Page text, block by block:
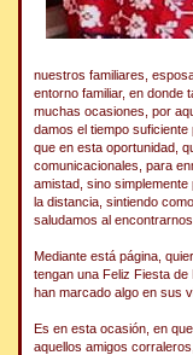
nuestros familiares,
entorno familiar, en donde
muchas ocasiones, por
damos el tiempo suficiente
que en esta oportunidad,
comunicacionales, para
amistad, sino
la distancia, sintiendo
saludamos al
Mediante está página,
tengan una Feliz Fiesta
han marcado algo en sus
Es en esta ocasión, en
aquellos amigos